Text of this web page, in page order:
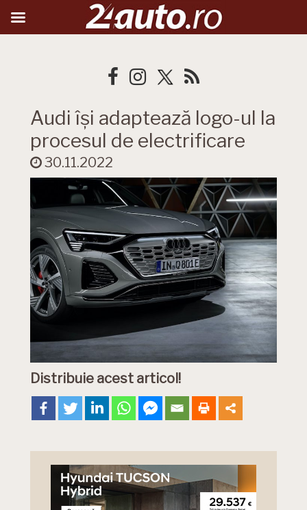
Audi își adaptează logo-ul la
procesul de electrificare
30.11.2022
Distribuie acest articol!